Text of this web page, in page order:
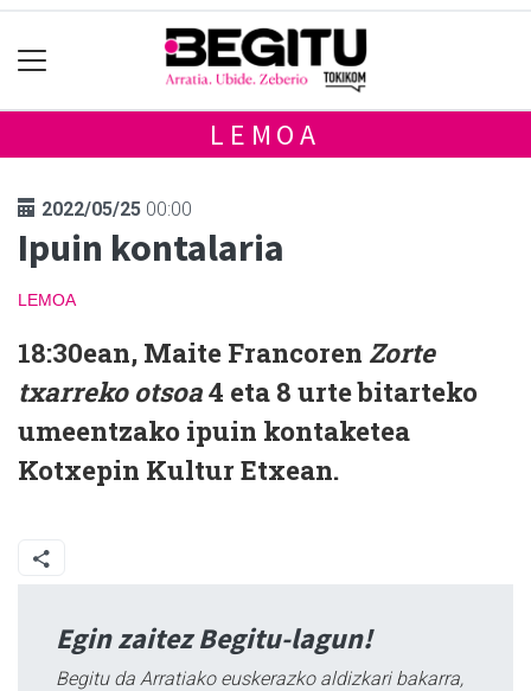
LEMOA
2022/05/25 00:00
Ipuin kontalaria
LEMOA
18:30ean, Maite Francoren Zorte
txarreko otsoa4 eta 8 urte bitarteko
umeentzako ipuin kontaketea
Kotxepin Kultur Etxean.
Egin zaitez Begitu-lagun!
Begitu da Arratiako euskerazko aldizkari bakarra,